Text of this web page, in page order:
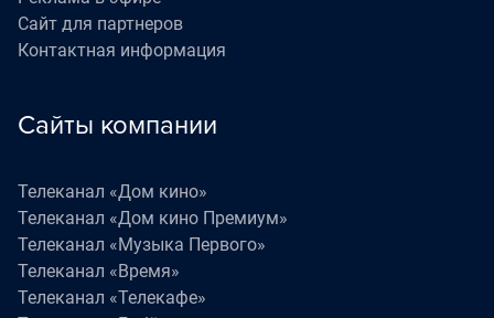
Сайт для партнеров
Контактная информация
Сайты компании
Телеканал «Дом кино»
Телеканал «Дом кино Премиум»
Телеканал «Музыка Первого»
Телеканал «Время»
Телеканал «Телекафе»